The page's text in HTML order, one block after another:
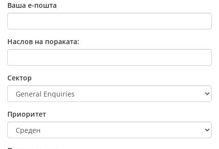
Ваша е-пошта
Наслов на пораката:
Сектор
Приоритет